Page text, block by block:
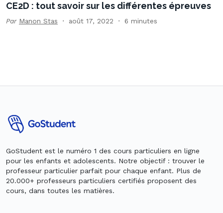
CE2D : tout savoir sur les différentes épreuves
Par Manon Stas août 17, 2022 6 minutes
GoStudent est le numéro 1 des cours particuliers en ligne
pour les enfants et adolescents. Notre objectif : trouver le
professeur particulier parfait pour chaque enfant. Plus de
20.000+ professeurs particuliers certifiés proposent des
cours, dans toutes les matières.